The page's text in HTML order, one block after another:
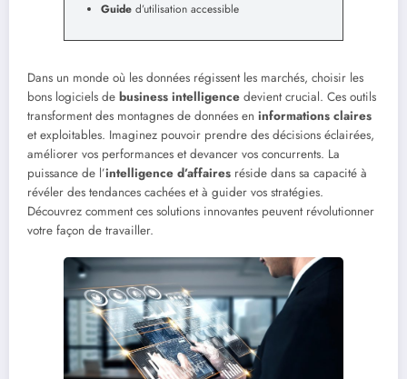
Guide d’utilisation accessible
Dans un monde où les données régissent les marchés, choisir les
bons logiciels de business intelligence devient crucial. Ces outils
transforment des montagnes de données en informations claires
et exploitables. Imaginez pouvoir prendre des décisions éclairées,
améliorer vos performances et devancer vos concurrents. La
puissance de l’intelligence d’affaires réside dans sa capacité à
révéler des tendances cachées et à guider vos stratégies.
Découvrez comment ces solutions innovantes peuvent révolutionner
votre façon de travailler.